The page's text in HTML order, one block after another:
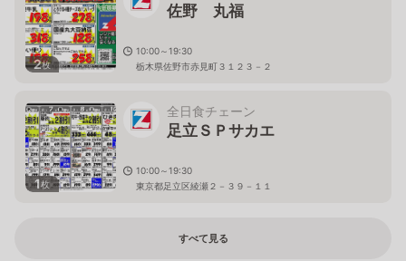
2枚
佐野 丸福
10:00～19:30
栃木県佐野市赤見町３１２３－２
1枚
全日食チェーン
足立ＳＰサカエ
10:00～19:30
東京都足立区綾瀬２－３９－１１
すべて見る